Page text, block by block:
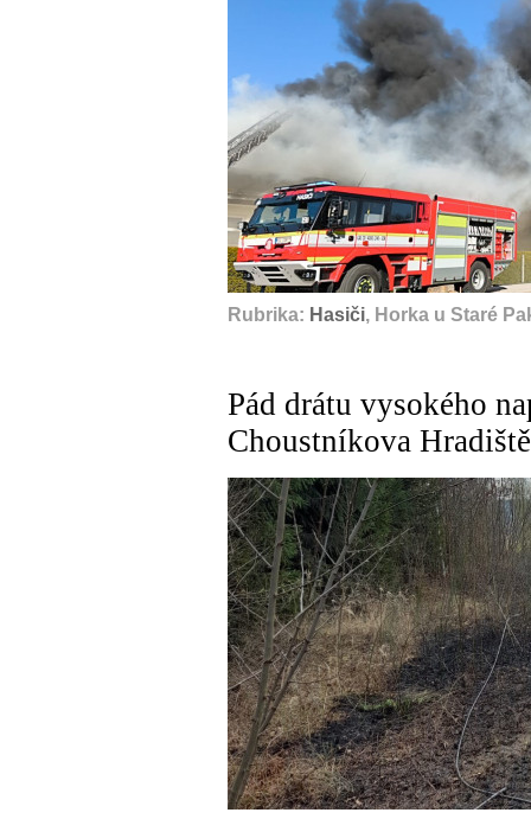
Rubrika: Hasiči, Horka u Staré
Pád drátu vysokého
Choustníkova Hradiště